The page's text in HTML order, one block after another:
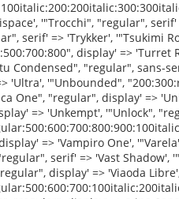
display' => 'Trochut', '"Truculenta", "100:200:300:regular:500:600:700:800:900", sans-serif' => 'Truculenta', '"Trykker", "regular", serif' => 'Trykker', '"Tsukimi Rounded", "300:regular:500:600:700", sans-serif' => 'Tsukimi Rounded', '"Tulpen One", "regular", display' => 'Tulpen One', '"Turret Road", "200:300:regular:500:700:800", display' => 'Turret Road', '"Twinkle Star", "regular", handwriting' => 'Twinkle Star', '"Ubuntu", "300:300italic:regular:italic:500:500italic:700:700italic", sans-